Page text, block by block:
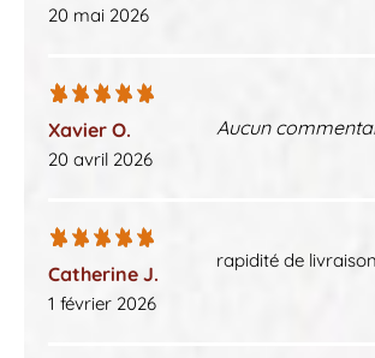
20 mai 2026
Xavier O.
20 avril 2026
Aucun
Catherine J.
1 février 2026
rapidité de livraison